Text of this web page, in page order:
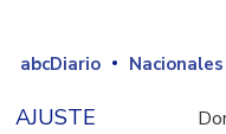
abcDiario Nacionales
AJUSTE